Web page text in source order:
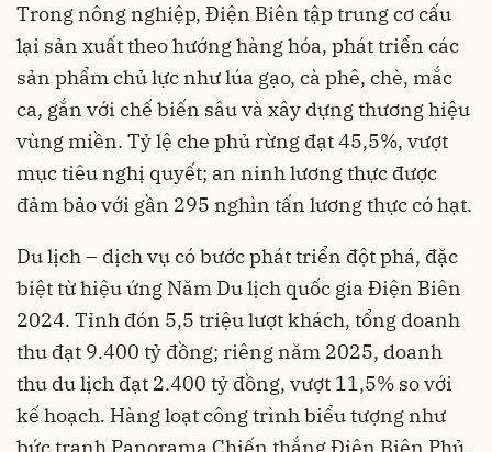
Trong nông nghiệp, Điện Biên tập trung cơ cấu
lại sản xuất theo hướng hàng hóa, phát triển các
sản phẩm chủ lực như lúa gạo, cà phê, chè, mắc
ca, gắn với chế biến sâu và xây dựng thương hiệu
vùng miền. Tỷ lệ che phủ rừng đạt 45,5%, vượt
mục tiêu nghị quyết; an ninh lương thực được
đảm bảo với gần 295 nghìn tấn lương thực có hạt.
Du lịch – dịch vụ có bước phát triển đột phá, đặc
biệt từ hiệu ứng Năm Du lịch quốc gia Điện Biên
2024. Tỉnh đón 5,5 triệu lượt khách, tổng doanh
thu đạt 9.400 tỷ đồng; riêng năm 2025, doanh
thu du lịch đạt 2.400 tỷ đồng, vượt 11,5% so với
kế hoạch. Hàng loạt công trình biểu tượng như